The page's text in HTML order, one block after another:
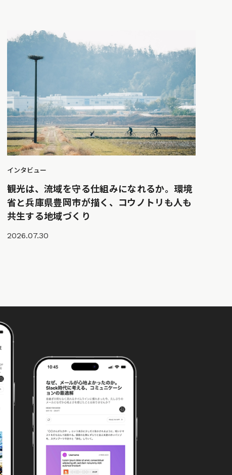
インタビュー
観光は、流域を守る仕組みになれるか。環境
省と兵庫県豊岡市が描く、コウノトリも人も
共生する地域づくり
2026.07.30